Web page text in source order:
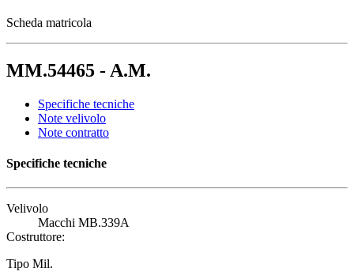
Scheda matricola
MM.54465 - A.M.
Specifiche tecniche
Note velivolo
Note contratto
Specifiche tecniche
Velivolo
Macchi MB.339A
Costruttore:
Tipo Mil.